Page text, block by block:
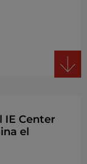
IE Center
el